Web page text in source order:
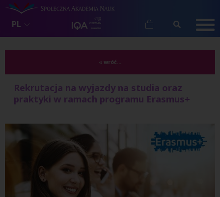
PL
« wróć...
Rekrutacja na wyjazdy na studia oraz
praktyki w ramach programu Erasmus+